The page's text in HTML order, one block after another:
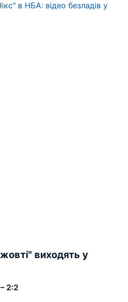
в НБА: відео безладів у
виходять у
2:2